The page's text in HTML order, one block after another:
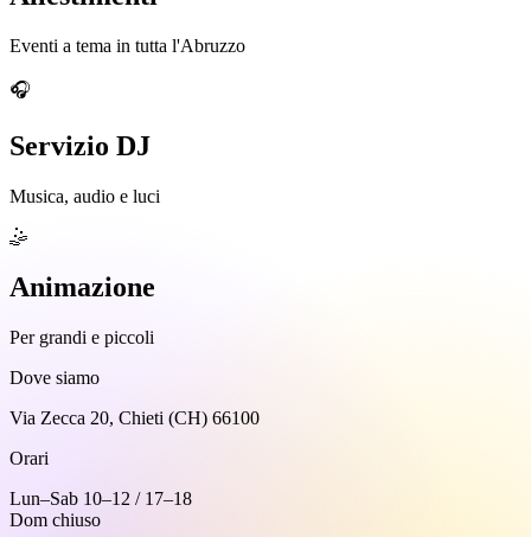
Eventi a tema in tutta l'Abruzzo
🎧
Servizio DJ
Musica, audio e luci
🤹
Animazione
Per grandi e piccoli
Dove siamo
Via Zecca 20, Chieti (CH) 66100
Orari
Lun–Sab 10–12 / 17–18
Dom chiuso